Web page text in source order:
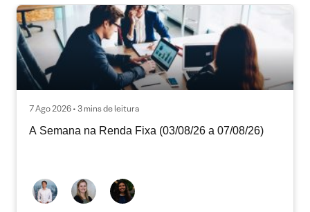
7 Ago 2026 • 3 mins de leitura
A Semana na Renda Fixa (03/08/26 a 07/08/26)